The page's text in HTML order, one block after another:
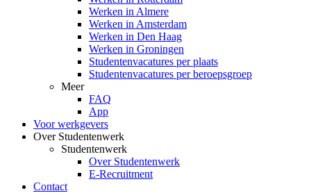
Werken in Almere
Werken in Amsterdam
Werken in Den Haag
Werken in Groningen
Studentenvacatures per plaats
Studentenvacatures per beroepsgroep
Meer
FAQ
App
Voor werkgevers
Over Studentenwerk
Studentenwerk
Over Studentenwerk
E-Recruitment
Contact